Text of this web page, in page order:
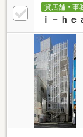
貸店舗・事
ｉ－ｈ